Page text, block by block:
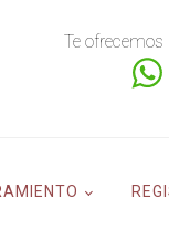
Te ofrecemos